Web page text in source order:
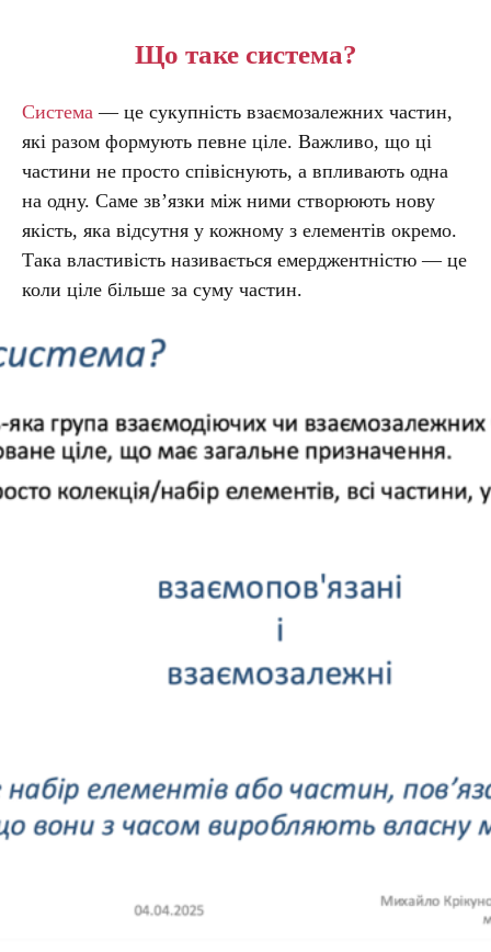
Що таке система?
Система — це сукупність взаємозалежних частин,
які разом формують певне ціле. Важливо, що ці
частини не просто співіснують, а впливають одна
на одну. Саме зв’язки між ними створюють нову
якість, яка відсутня у кожному з елементів окремо.
Така властивість називається емерджентністю — це
коли ціле більше за суму частин.